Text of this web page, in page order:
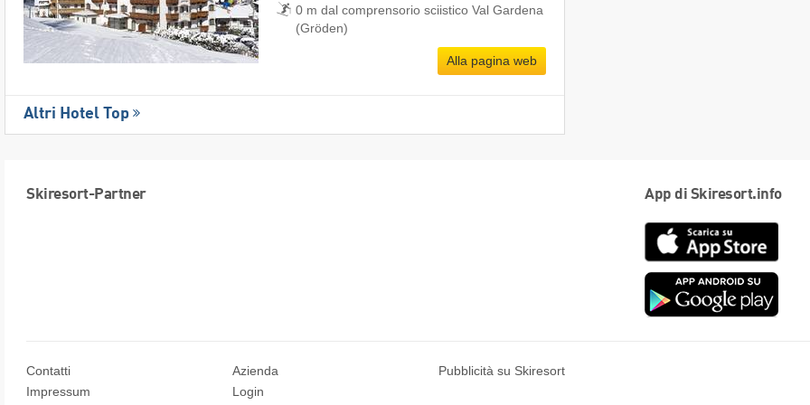
0 m dal comprensorio sciistico Val Gardena
(Gröden)
Alla pagina web
Altri Hotel Top
Skiresort-Partner App di Skiresort.info
Contatti
Impressum
Azienda
Login
Pubblicità su Skiresort